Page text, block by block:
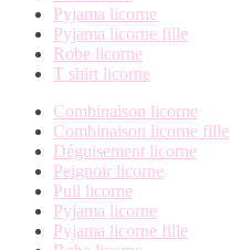
Pyjama licorne
Pyjama licorne fille
Robe licorne
T shirt licorne
Combinaison licorne
Combinaison licorne fille
Déguisement licorne
Peignoir licorne
Pull licorne
Pyjama licorne
Pyjama licorne fille